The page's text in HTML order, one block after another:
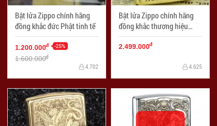
Bật lửa Zippo chính hãng
đồng khắc đức Phật tinh tế
1.200.000đ -25%
1.600.000đ
4.702
Bật lửa Zippo chính hãng
đồng khắc thương hiệu
Marlboro
2.499.000đ
4.625